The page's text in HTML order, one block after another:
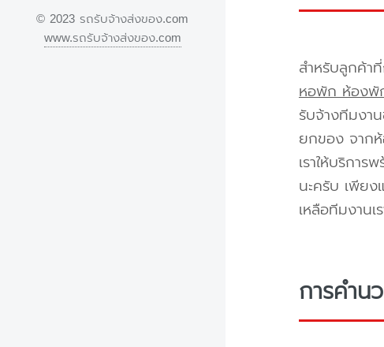
สำหรับลูกค้า
หอพัก ห้องพั
รับจ้างทีมงา
ยกของ จาก
เราให้บริกา
นะครับ เพียง
เหลือทีมงานเ
การคำน
© 2023 รถรับจ้างส่งของ.com
www.รถรับจ้างส่งของ.com